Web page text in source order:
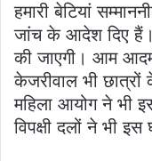
हमारी बेटियां
जांच के आदेश दिए हैं।
की जाएगी। आम
केजरीवाल भी
महिला आयोग ने भी
विपक्षी दलों ने भी